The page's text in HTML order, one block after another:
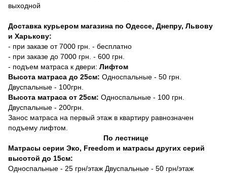
выходной
Доставка курьером магазина по Одессе, Днепру, Львову
и Харькову:
- при заказе от 7000 грн. - бесплатно
- при заказе до 7000 грн. - 600 грн.
- подъем матраса к двери: Лифтом
Высота матраса до 25см: Односпальные - 50 грн.
Двуспальные - 100грн.
Высота матраса от 25см: Односпальные - 100 грн.
Двуспальные - 200грн.
Занос матраса на первый этаж в квартиру равнозначен
подъему лифтом.
По лестнице
Матрасы серии Эко, Freedom и матрасы других серий
высотой до 15см:
Односпальные - 25 грн/этаж Двуспальные - 50 грн/этаж